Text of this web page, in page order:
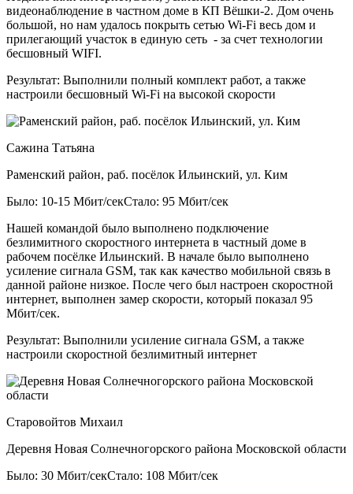
видеонаблюдение в частном доме в КП Вёшки-2. Дом очень
большой, но нам удалось покрыть сетью Wi-Fi весь дом и
прилегающий участок в единую сеть - за счет технологии
бесшовный WIFI.
Результат: Выполнили полный комплект работ, а также
настроили бесшовный Wi-Fi на высокой скорости
Сажина Татьяна
Раменский район, раб. посёлок Ильинский, ул. Ким
Было: 10-15 Мбит/секСтало: 95 Мбит/сек
Нашей командой было выполнено подключение
безлимитного скоростного интернета в частный доме в
рабочем посёлке Ильинский. В начале было выполнено
усиление сигнала GSM, так как качество мобильной связь в
данной районе низкое. После чего был настроен скоростной
интернет, выполнен замер скорости, который показал 95
Мбит/сек.
Результат: Выполнили усиление сигнала GSM, а также
настроили скоростной безлимитный интернет
Старовойтов Михаил
Деревня Новая Солнечногорского района Московской области
Было: 30 Мбит/секСтало: 108 Мбит/сек